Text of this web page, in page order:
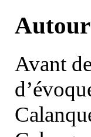
Autour
Avant